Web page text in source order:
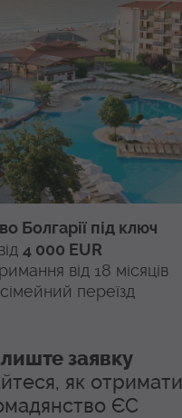
Болгарії під ключ
4 000 EUR
від 18 місяців
переїзд
заявку
як отримати
ЄС